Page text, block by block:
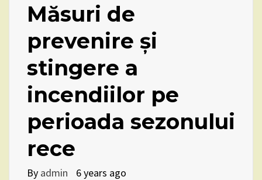
Măsuri de
prevenire și
stingere a
incendiilor pe
perioada sezonului
rece
By admin 6 years ago